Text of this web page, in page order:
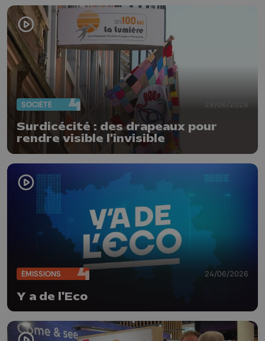
SOCIÉTÉ 29/06/2026
Surdicécité : des drapeaux pour
rendre visible l'invisible
ÉMISSIONS 24/06/2026
Y a de l'Eco